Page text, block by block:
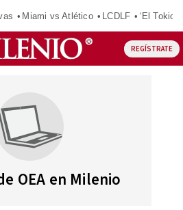
Miami vs Atlético LCDLF ‘El Tokio’
REGÍSTRATE
OEA en Milenio